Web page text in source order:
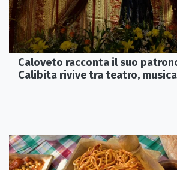
Caloveto racconta il suo
Calibita rivive tra teatro,